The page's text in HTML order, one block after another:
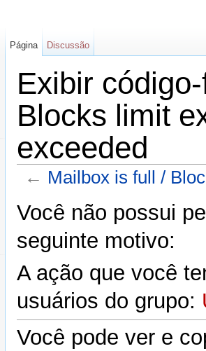
Exibir
Blocks limit
exceeded
← Mailbox is full /
Você não possui
seguinte motivo:
A ação que você
usuários do grupo:
Você pode ver e
Página Discussão